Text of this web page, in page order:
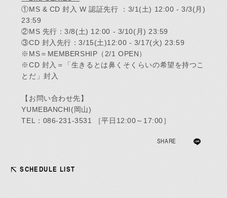
JOIN
MEMBERS’ NEWS
①MS & CD 封入 W 認証先行 ：3/1(土) 12:00 - 3/3(月)
23:59
②MS 先行：3/8(土) 12:00 - 3/10(月) 23:59
③CD 封入先行：3/15(土)12:00 - 3/17(火) 23:59
※MS＝MEMBERSHIP（2/1 OPEN）
※CD 封入＝「生きるとは鼻くそくらいの希望を持つこ
とだ」封入
【お問い合わせ先】
YUMEBANCHI(岡山)
TEL：086-231-3531 ［平日12:00～17:00］
SHARE
SCHEDULE LIST